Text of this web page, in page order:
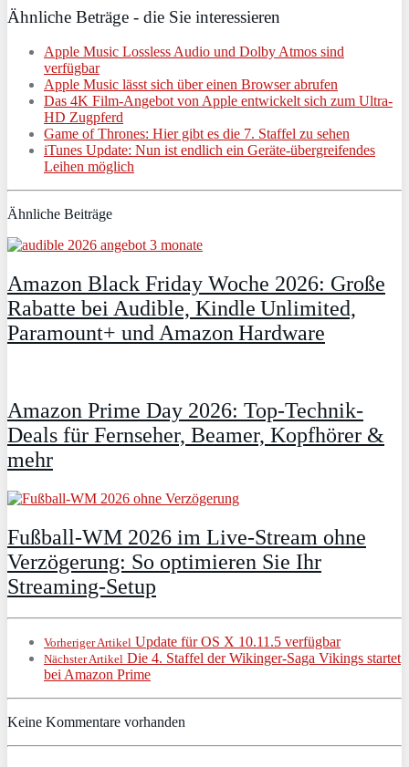
Ähnliche Beträge - die Sie interessieren
Apple Music Lossless Audio und Dolby Atmos sind
verfügbar
Apple Music lässt sich über einen Browser abrufen
Das 4K Film-Angebot von Apple entwickelt sich zum Ultra-
HD Zugpferd
Game of Thrones: Hier gibt es die 7. Staffel zu sehen
iTunes Update: Nun ist endlich ein Geräte-übergreifendes
Leihen möglich
Ähnliche Beiträge
Amazon Black Friday Woche 2026: Große
Rabatte bei Audible, Kindle Unlimited,
Paramount+ und Amazon Hardware
Amazon Prime Day 2026: Top-Technik-
Deals für Fernseher, Beamer, Kopfhörer &
mehr
Fußball-WM 2026 im Live-Stream ohne
Verzögerung: So optimieren Sie Ihr
Streaming-Setup
Vorheriger Artikel Update für OS X 10.11.5 verfügbar
Nächster Artikel Die 4. Staffel der Wikinger-Saga Vikings startet
bei Amazon Prime
Keine Kommentare vorhanden